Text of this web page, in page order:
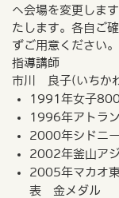
へ会場を変更しま
たします。各自ご
ずご用意ください。
指導講師
市川 良子(いちか
1991年女子
1996年アトラ
2000年シドニ
2002年釜山ア
2005年マカオ
表 金メダル